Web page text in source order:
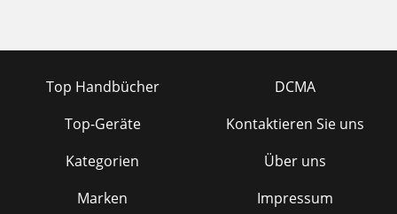
Top Handbücher
Top-Geräte
Kategorien
Marken
DCMA
Kontaktieren Sie uns
Über uns
Impressum